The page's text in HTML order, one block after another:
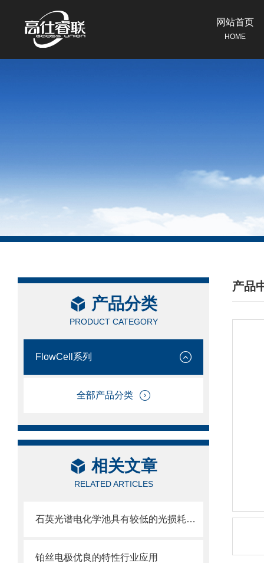
网站首页
HOME
产品分类
PRODUCT CATEGORY
FlowCell系列
全部产品分类
相关文章
RELATED ARTICLES
石英光谱电化学池具有较低的光损耗和较高的光学透明度
铂丝电极优良的特性行业应用
产品
/